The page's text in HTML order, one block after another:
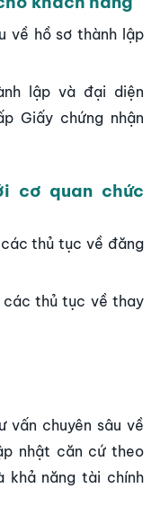
về hồ sơ thành lập
lập và đại diện
Giấy chứng nhận
cơ quan chức
thủ tục về đăng
các thủ tục về thay
vấn chuyên sâu về
nhật căn cứ theo
khả năng tài chính